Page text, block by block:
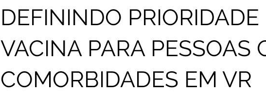
DEFININDO
VACINA PARA PESSOAS
COMORBIDADES EM VR